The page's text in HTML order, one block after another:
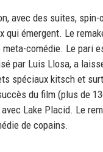
avec des suites,
qui émergent. Le
comédie. Le pari
par Luis Llosa, a
spéciaux kitsch et
du film (plus de
Lake Placid. Le
de copains.